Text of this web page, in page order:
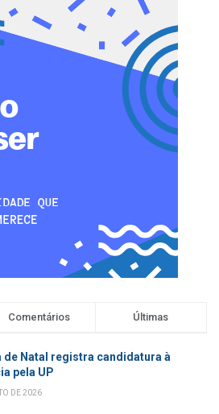
Comentários Últimas
de Natal registra candidatura à
pela UP
DE 2026